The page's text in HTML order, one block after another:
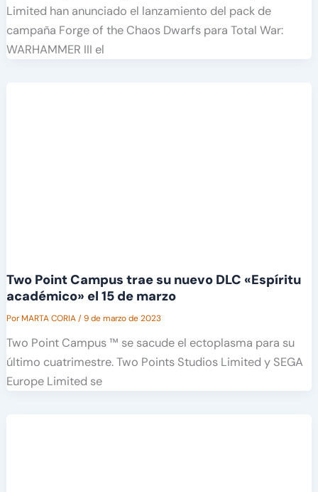
Limited han anunciado el lanzamiento del pack de
campaña Forge of the Chaos Dwarfs para Total War:
WARHAMMER III el
Two Point Campus trae su nuevo DLC «Espíritu
académico» el 15 de marzo
PorMARTA CORIA/9 de marzo de 2023
Two Point Campus ™ se sacude el ectoplasma para su
último cuatrimestre. Two Points Studios Limited y SEGA
Europe Limited se